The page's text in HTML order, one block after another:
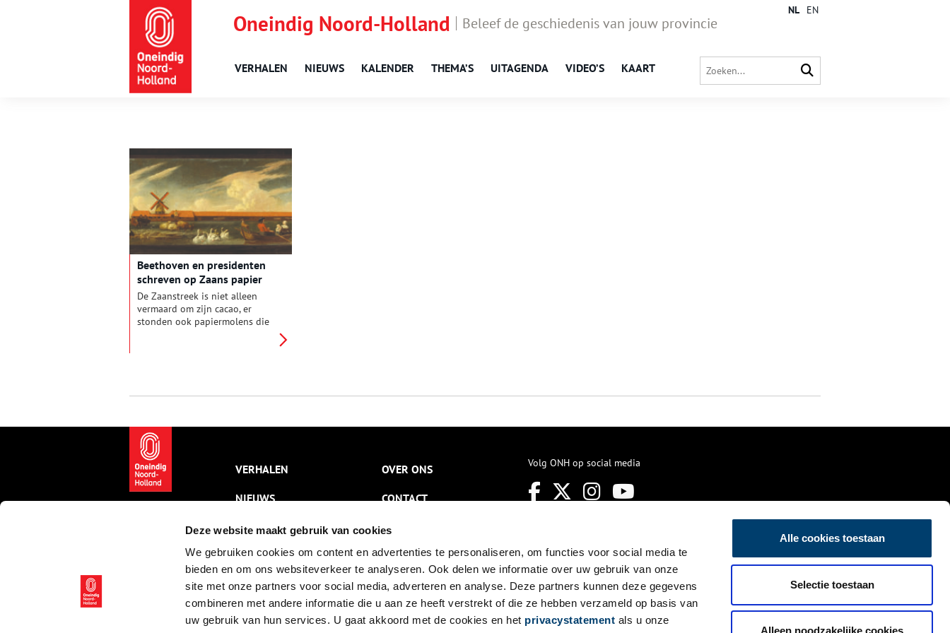
Deze website maakt gebruik van cookies
We gebruiken cookies om content en advertenties te personaliseren, om functies voor social media te
bieden en om ons websiteverkeer te analyseren. Ook delen we informatie over uw gebruik van onze
site met onze partners voor social media, adverteren en analyse. Deze partners kunnen deze gegevens
combineren met andere informatie die u aan ze heeft verstrekt of die ze hebben verzameld op basis van
uw gebruik van hun services. U gaat akkoord met de cookies en het privacystatement als u onze
Alle cookies toestaan
Selectie toestaan
Alleen noodzakelijke cookies
Oneindig Noord-Holland Beleef de geschiedenis van jouw provincie
VERHALEN NIEUWS KALENDER THEMA’S UITAGENDA VIDEO’S KAART
NL EN
Beethoven en presidenten
schreven op Zaans papier
De Zaanstreek is niet alleen
vermaard om zijn cacao, er
stonden ook papiermolens die
schreef er zijn composities op.
… papier.
VERHALEN
NIEUWS
KALENDER
THEMA’S
ACTIVITEITEN
VIDEO’S
OVER ONS
CONTACT
NIEUWSBRIEF
DISCLAIMER
PRIVACY
TOEGANKELIJKHEID
Volg ONH op social media